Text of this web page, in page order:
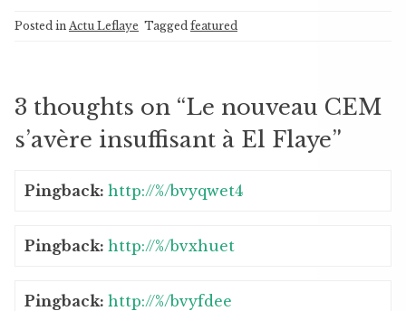
Posted in Actu Leflaye Tagged featured
3 thoughts on “Le nouveau CEM
s’avère insuffisant à El Flaye”
Pingback: http://%/bvyqwet4
Pingback: http://%/bvxhuet
Pingback: http://%/bvyfdee